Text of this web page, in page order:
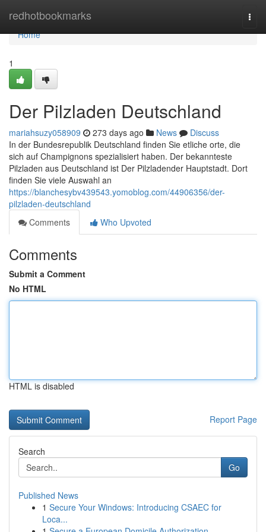
redhotbookmarks
Home
Home
1
Der Pilzladen Deutschland
mariahsuzy058909 273 days ago News
Discuss
In der Bundesrepublik Deutschland finden Sie etliche orte, die
sich auf Champignons spezialisiert haben. Der bekannteste
Pilzladen aus Deutschland ist Der Pilzladender Hauptstadt. Dort
finden Sie viele Auswahl an
https://blanchesybv439543.yomoblog.com/44906356/der-
pilzladen-deutschland
Comments
Who Upvoted
Comments
Submit a Comment
No HTML
HTML is disabled
Report Page
Search
Go
Published News
1 Secure Your Windows: Introducing CSAEC for
Loca...